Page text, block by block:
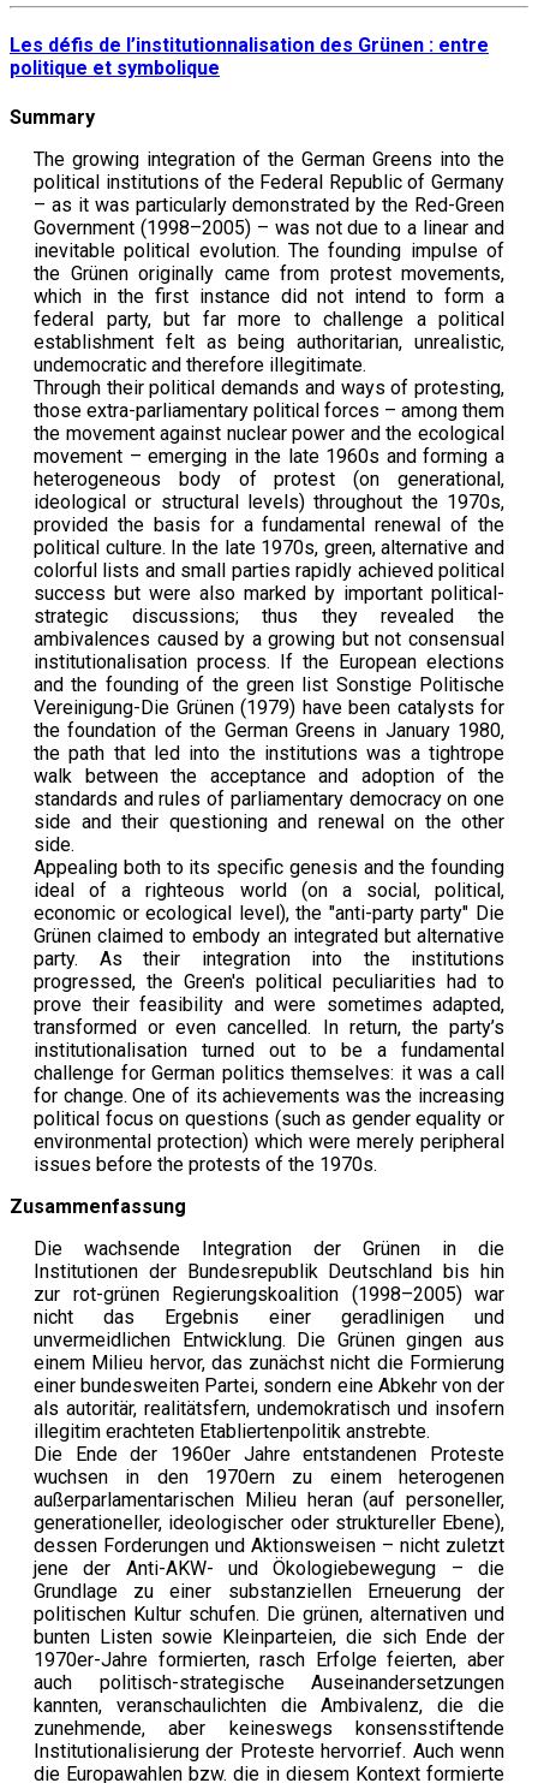
Les défis de l’institutionnalisation des Grünen : entre
politique et symbolique
Summary
The growing integration of the German Greens into the
political institutions of the Federal Republic of Germany
– as it was particularly demonstrated by the Red-Green
Government (1998–2005) – was not due to a linear and
inevitable political evolution. The founding impulse of
the Grünen originally came from protest movements,
which in the first instance did not intend to form a
federal party, but far more to challenge a political
establishment felt as being authoritarian, unrealistic,
undemocratic and therefore illegitimate.
Through their political demands and ways of protesting,
those extra-parliamentary political forces – among them
the movement against nuclear power and the ecological
movement – emerging in the late 1960s and forming a
heterogeneous body of protest (on generational,
ideological or structural levels) throughout the 1970s,
provided the basis for a fundamental renewal of the
political culture. In the late 1970s, green, alternative and
colorful lists and small parties rapidly achieved political
success but were also marked by important political-
strategic discussions; thus they revealed the
ambivalences caused by a growing but not consensual
institutionalisation process. If the European elections
and the founding of the green list Sonstige Politische
Vereinigung-Die Grünen (1979) have been catalysts for
the foundation of the German Greens in January 1980,
the path that led into the institutions was a tightrope
walk between the acceptance and adoption of the
standards and rules of parliamentary democracy on one
side and their questioning and renewal on the other
side.
Appealing both to its specific genesis and the founding
ideal of a righteous world (on a social, political,
economic or ecological level), the "anti-party party" Die
Grünen claimed to embody an integrated but alternative
party. As their integration into the institutions
progressed, the Green's political peculiarities had to
prove their feasibility and were sometimes adapted,
transformed or even cancelled. In return, the party’s
institutionalisation turned out to be a fundamental
challenge for German politics themselves: it was a call
for change. One of its achievements was the increasing
political focus on questions (such as gender equality or
environmental protection) which were merely peripheral
issues before the protests of the 1970s.
Zusammenfassung
Die wachsende Integration der Grünen in die
Institutionen der Bundesrepublik Deutschland bis hin
zur rot-grünen Regierungskoalition (1998–2005) war
nicht das Ergebnis einer geradlinigen und
unvermeidlichen Entwicklung. Die Grünen gingen aus
einem Milieu hervor, das zunächst nicht die Formierung
einer bundesweiten Partei, sondern eine Abkehr von der
als autoritär, realitätsfern, undemokratisch und insofern
illegitim erachteten Etabliertenpolitik anstrebte.
Die Ende der 1960er Jahre entstandenen Proteste
wuchsen in den 1970ern zu einem heterogenen
außerparlamentarischen Milieu heran (auf personeller,
generationeller, ideologischer oder struktureller Ebene),
dessen Forderungen und Aktionsweisen – nicht zuletzt
jene der Anti-AKW- und Ökologiebewegung – die
Grundlage zu einer substanziellen Erneuerung der
politischen Kultur schufen. Die grünen, alternativen und
bunten Listen sowie Kleinparteien, die sich Ende der
1970er-Jahre formierten, rasch Erfolge feierten, aber
auch politisch-strategische Auseinandersetzungen
kannten, veranschaulichten die Ambivalenz, die die
zunehmende, aber keineswegs konsensstiftende
Institutionalisierung der Proteste hervorrief. Auch wenn
die Europawahlen bzw. die in diesem Kontext formierte